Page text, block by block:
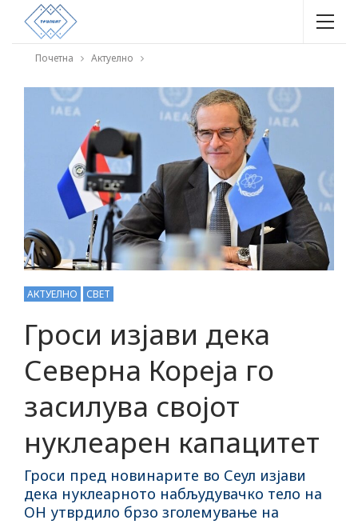
Почетна Актуелно
АКТУЕЛНО СВЕТ
Гроси изјави дека
Северна Кореја го
засилува својот
нуклеарен капацитет
Гроси пред новинарите во Сеул изјави
дека нуклеарното набљудувачко тело на
ОН утврдило брзо зголемување на